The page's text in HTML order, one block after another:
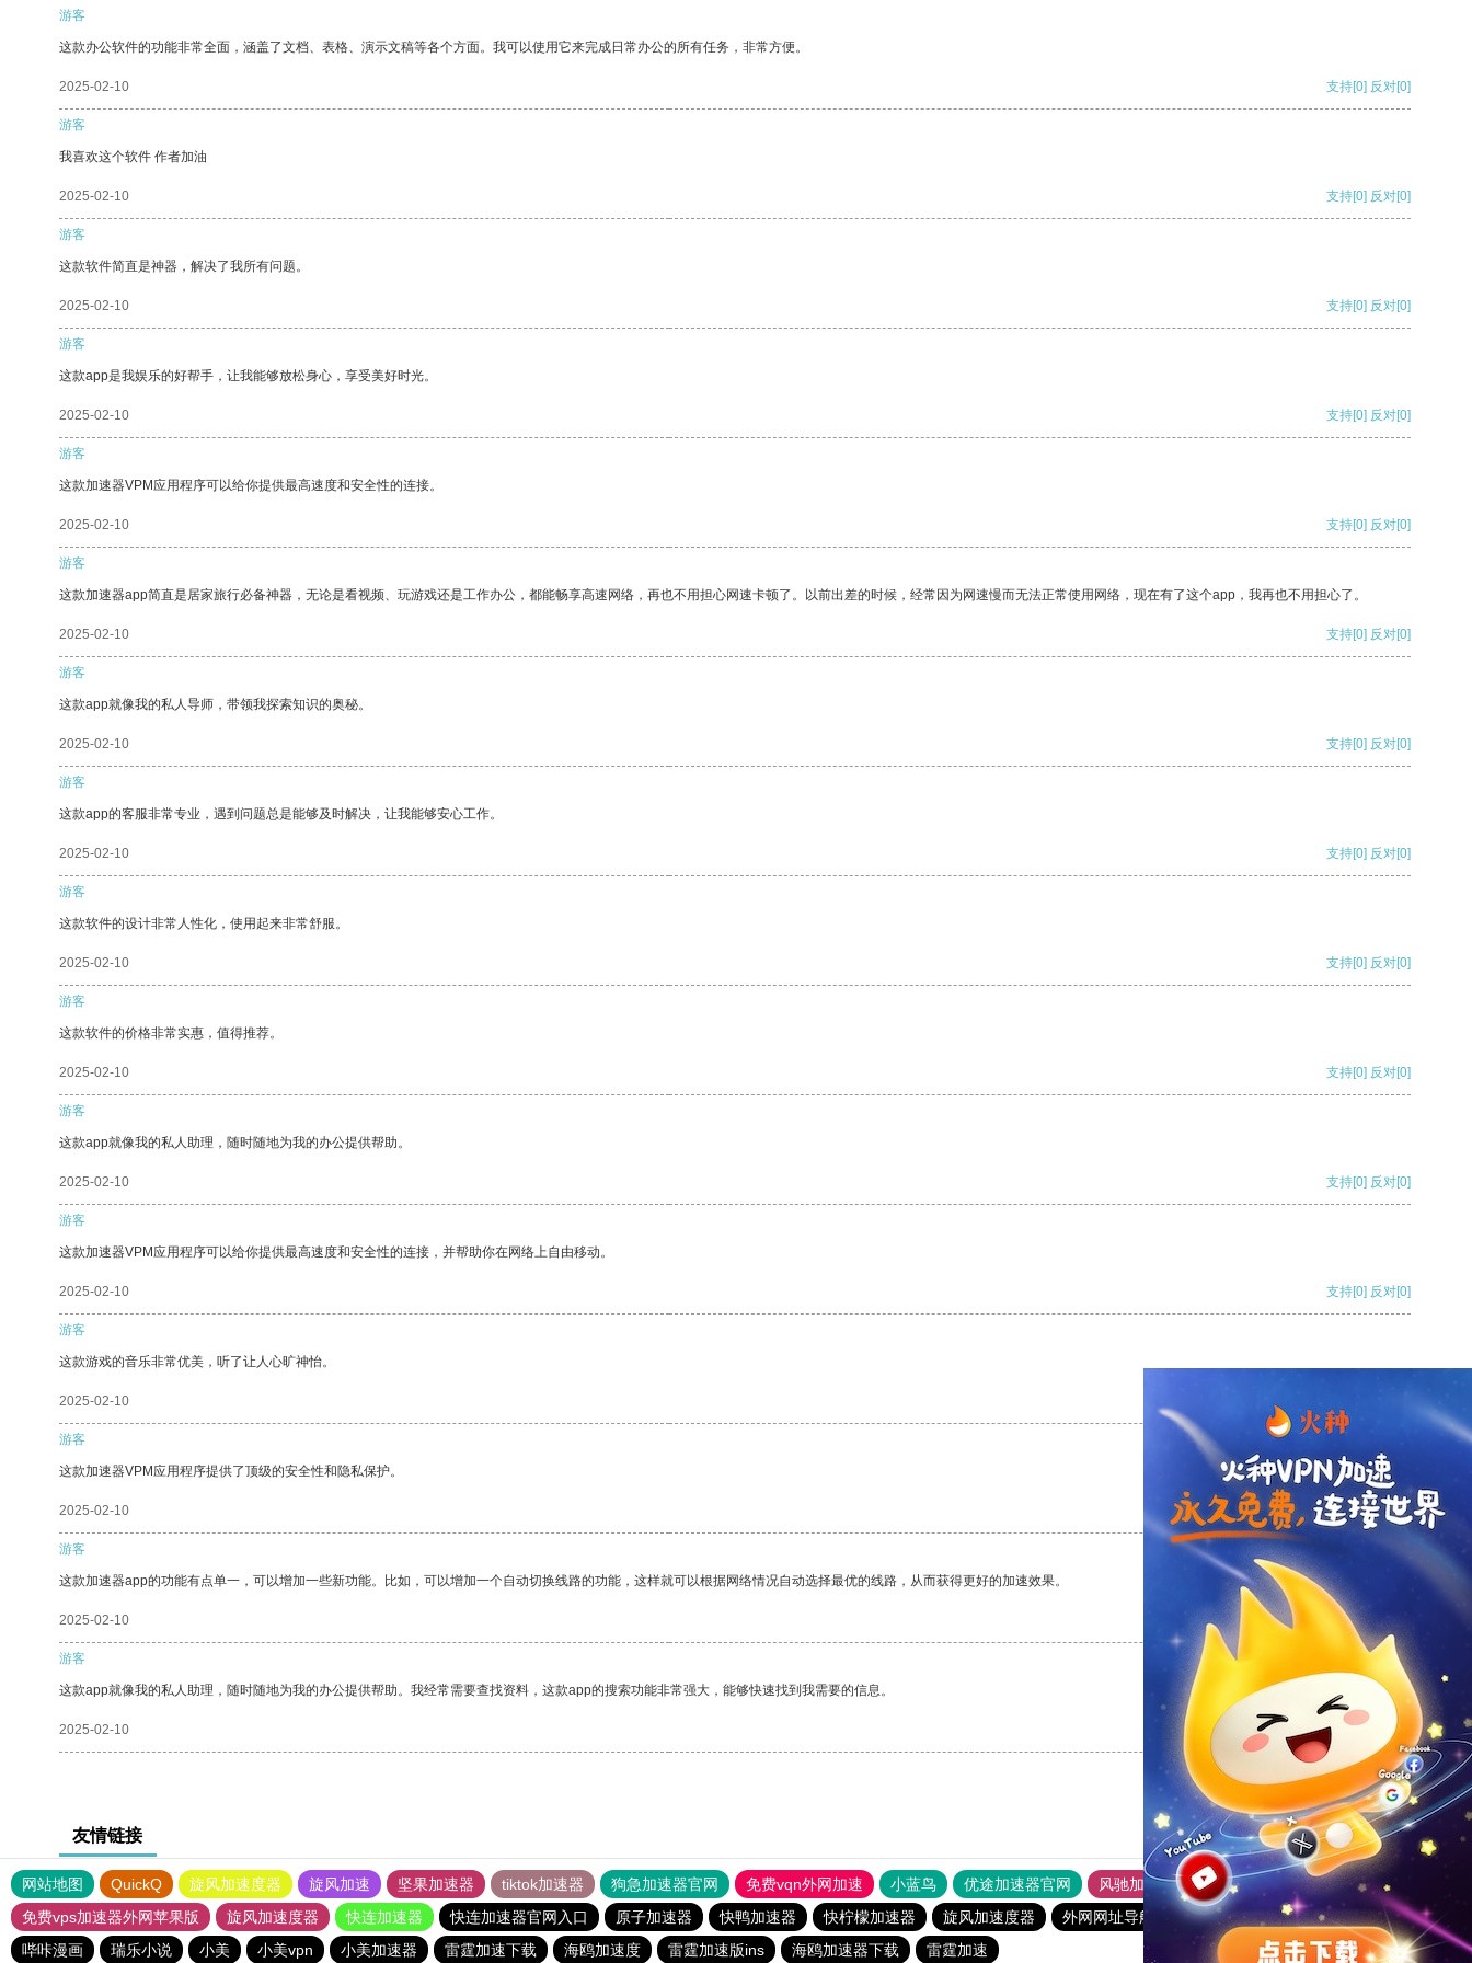
游客
这款办公软件的功能非常全面，涵盖了文档、表格、演示文稿等各个方面。我可以使用它来完成日常办公的所有任务，非常方便。
2025-02-10 支持[0] 反对[0]
游客
我喜欢这个软件 作者加油
2025-02-10 支持[0] 反对[0]
游客
这款软件简直是神器，解决了我所有问题。
2025-02-10 支持[0] 反对[0]
游客
这款app是我娱乐的好帮手，让我能够放松身心，享受美好时光。
2025-02-10 支持[0] 反对[0]
游客
这款加速器VPM应用程序可以给你提供最高速度和安全性的连接。
2025-02-10 支持[0] 反对[0]
游客
这款加速器app简直是居家旅行必备神器，无论是看视频、玩游戏还是工作办公，都能畅享高速网络，再也不用担心网速卡顿了。以前出差的时候，经常因为网速慢而无法正常使用网络，现在有了这个app，我再也不用担心了。
2025-02-10 支持[0] 反对[0]
游客
这款app就像我的私人导师，带领我探索知识的奥秘。
2025-02-10 支持[0] 反对[0]
游客
这款app的客服非常专业，遇到问题总是能够及时解决，让我能够安心工作。
2025-02-10 支持[0] 反对[0]
游客
这款软件的设计非常人性化，使用起来非常舒服。
2025-02-10 支持[0] 反对[0]
游客
这款软件的价格非常实惠，值得推荐。
2025-02-10 支持[0] 反对[0]
游客
这款app就像我的私人助理，随时随地为我的办公提供帮助。
2025-02-10 支持[0] 反对[0]
游客
这款加速器VPM应用程序可以给你提供最高速度和安全性的连接，并帮助你在网络上自由移动。
2025-02-10 支持[0] 反对[0]
游客
这款游戏的音乐非常优美，听了让人心旷神怡。
2025-02-10
游客
这款加速器VPM应用程序提供了顶级的安全性和隐私保护。
2025-02-10 支持 [0] 反对[0]
游客
这款加速器app的功能有点单一，可以增加一些新功能。比如，可以增加一个自动切换线路的功能，这样就可以根据网络情况自动选择最优的线路，从而获得更好的加速效果。
2025-02-10 支持[0] 反对
游客
这款app就像我的私人助理，随时随地为我的办公提供帮助。我经常需要查找资料，这款app的搜索功能非常强大，能够快速找到我需要的信息。
2025-02-10 支持[0] 反对[0]
友情链接
网站地图 QuickQ 旋风加速度器 旋风加速 坚果加速器 tiktok加速器 狗急加速器官网 免费vqn外网加速 小蓝鸟 优途加速器官网 风驰加速器
旋风加速器
免费vps加速器外网苹果版
旋风加速度器 快连加速器 快连加速器官网入口 原子加速器 快鸭加速器 快柠檬加速器 旋风加速度器 外网网址导航 软件中心 雷霆加速
狂飙加速器
哔咔漫画
瑞乐小说 小美 小美vpn 小美加速器 雷霆加速下载 海鸥加速度 雷霆加速版ins 海鸥加速器下载 雷霆加速